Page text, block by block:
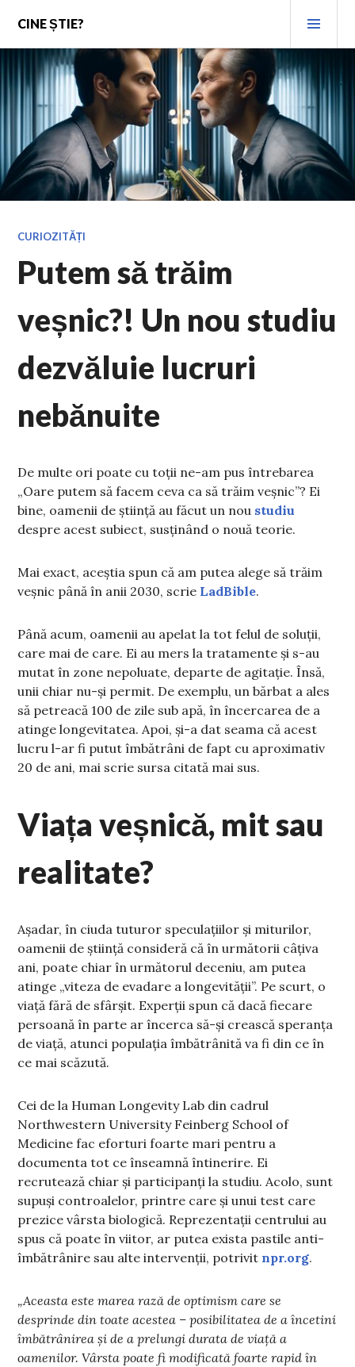
content
CINE ȘTIE?
CURIOZITĂȚI
Putem să trăim
veșnic?! Un nou studiu
dezvăluie lucruri
nebănuite
De multe ori poate cu toții ne-am pus întrebarea
„Oare putem să facem ceva ca să trăim veșnic”? Ei
bine, oamenii de știință au făcut un nou studiu
despre acest subiect, susținând o nouă teorie.
Mai exact, aceștia spun că am putea alege să trăim
veșnic până în anii 2030, scrie LadBible.
Până acum, oamenii au apelat la tot felul de soluții,
care mai de care. Ei au mers la tratamente și s-au
mutat în zone nepoluate, departe de agitație. Însă,
unii chiar nu-și permit. De exemplu, un bărbat a ales
să petreacă 100 de zile sub apă, în încercarea de a
atinge longevitatea. Apoi, și-a dat seama că acest
lucru l-ar fi putut îmbătrâni de fapt cu aproximativ
20 de ani, mai scrie sursa citată mai sus.
Viața veșnică, mit sau
realitate?
Așadar, în ciuda tuturor speculațiilor și miturilor,
oamenii de știință consideră că în următorii câțiva
ani, poate chiar în următorul deceniu, am putea
atinge „viteza de evadare a longevității”. Pe scurt, o
viață fără de sfârșit. Experții spun că dacă fiecare
persoană în parte ar încerca să-și crească speranța
de viață, atunci populația îmbătrânită va fi din ce în
ce mai scăzută.
Cei de la Human Longevity Lab din cadrul
Northwestern University Feinberg School of
Medicine fac eforturi foarte mari pentru a
documenta tot ce înseamnă întinerire. Ei
recrutează chiar și participanți la studiu. Acolo, sunt
supuși controalelor, printre care și unui test care
prezice vârsta biologică. Reprezentații centrului au
spus că poate în viitor, ar putea exista pastile anti-
îmbătrânire sau alte intervenții, potrivit npr.org.
„Aceasta este marea rază de optimism care se
desprinde din toate acestea – posibilitatea de a încetini
îmbătrânirea și de a prelungi durata de viață a
oamenilor. Vârsta poate fi modificată foarte rapid în